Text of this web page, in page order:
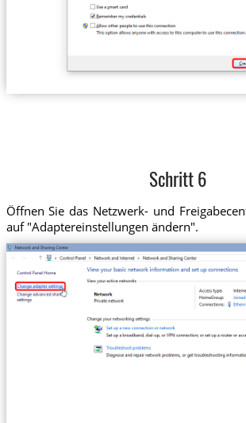
Schritt 6
Öffnen Sie das Netzwerk- und
auf "Adaptereinstellungen ändern".